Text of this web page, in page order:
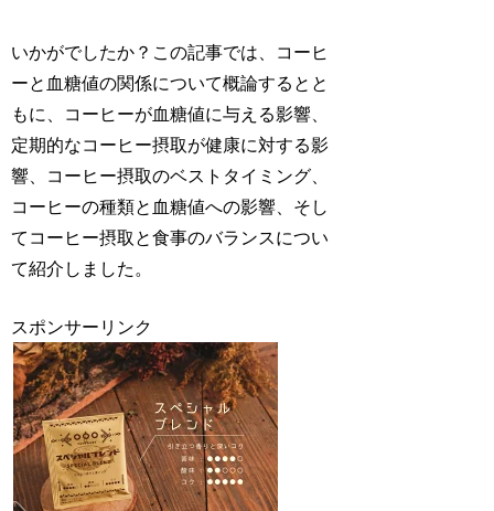
いかがでしたか？この記事では、コーヒ
ーと血糖値の関係について概論するとと
もに、コーヒーが血糖値に与える影響、
定期的なコーヒー摂取が健康に対する影
響、コーヒー摂取のベストタイミング、
コーヒーの種類と血糖値への影響、そし
てコーヒー摂取と食事のバランスについ
て紹介しました。
スポンサーリンク